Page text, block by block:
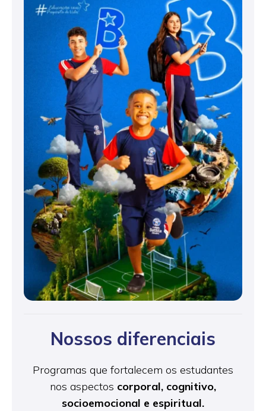
Nossos diferenciais
Programas que fortalecem os estudantes
nos aspectos corporal, cognitivo,
socioemocional e espiritual.